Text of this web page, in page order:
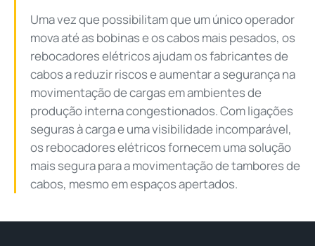
Uma vez que possibilitam que um único operador
mova até as bobinas e os cabos mais pesados, os
rebocadores elétricos ajudam os fabricantes de
cabos a reduzir riscos e aumentar a segurança na
movimentação de cargas em ambientes de
produção interna congestionados. Com ligações
seguras à carga e uma visibilidade incomparável,
os rebocadores elétricos fornecem uma solução
mais segura para a movimentação de tambores de
cabos, mesmo em espaços apertados.